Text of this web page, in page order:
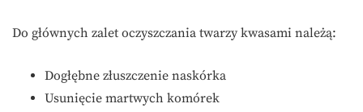
Do głównych zalet oczyszczania twarzy kwasami należą:
Dogłębne złuszczenie naskórka
Usunięcie martwych komórek